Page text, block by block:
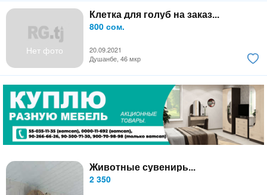
Нет фото
Клетка для голуб на заказ...
800 сом.
20.09.2021
Душанбе, 46 мкр
Животные сувенирь...
2 350